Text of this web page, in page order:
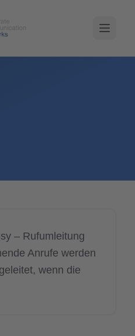
– Rufumleitung
Anrufe werden
wenn die